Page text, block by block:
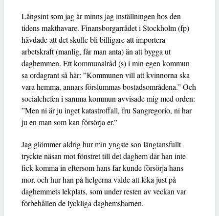
Långsint som jag är minns jag inställningen hos den
tidens makthavare. Finansborgarrådet i Stockholm (fp)
hävdade att det skulle bli billigare att importera
arbetskraft (manlig, får man anta) än att bygga ut
daghemmen. Ett kommunalråd (s) i min egen kommun
sa ordagrant så här: ”Kommunen vill att kvinnorna ska
vara hemma, annars förslummas bostadsområdena.” Och
socialchefen i samma kommun avvisade mig med orden:
”Men ni är ju inget katastroffall, fru Sangregorio, ni har
ju en man som kan försörja er.”
Jag glömmer aldrig hur min yngste son längtansfullt
tryckte näsan mot fönstret till det daghem där han inte
fick komma in eftersom hans far kunde försörja hans
mor, och hur han på helgerna valde att leka just på
daghemmets lekplats, som under resten av veckan var
förbehållen de lyckliga daghemsbarnen.